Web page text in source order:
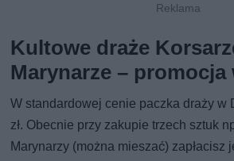
Kultowe draże
Marynarze – promocja
W standardowej cenie paczka draży w
zł. Obecnie przy zakupie trzech sztuk
Marynarzy (można mieszać) zapłacisz